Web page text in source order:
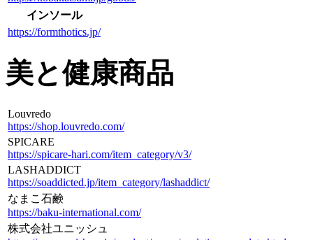
インソール
https://formthotics.jp/
美と健康商品
Louvredo
https://shop.louvredo.com/
SPICARE
https://spicare-hari.com/item_category/v3/
LASHADDICT
https://soaddicted.jp/item_category/lashaddict/
なまこ石鹸
https://baku-international.com/
株式会社ユニッシュ